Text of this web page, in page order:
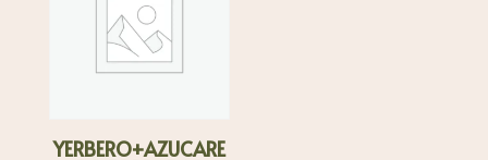
YERBERO+AZUCARE